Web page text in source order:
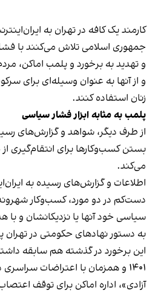
کارمند یک کافه در تهران به
جمهوری اسلامی تلاش می‌کنند با
و تهدید به برخورد و پلمب اماکن،
و از آنها به عنوان وسیله‌ای برای
زنان استفاده کنند.
پلمب به مثابه ابزار فشار سیاسی
از طرف دیگر، شواهد و گزارش‌های
بستن کسب‌وکارها برای انتقام‌گیری
می‌کند.
اطلاعات و گزارش‌های رسیده به
دست‌کم در دو مورد، کسب‌وکار
سیاسی خود آنها یا نزدیکانشان و با
به دستور نهادهای حکومتی در
این برخورد در گذشته هم سابقه
۱۴۰۱ و همزمان با اعتراضات
آزادی»، اداره اماکن برای توقف